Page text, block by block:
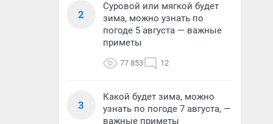
2
Суровой или мягкой будет
зима, можно узнать по
погоде 5 августа — важные
приметы
77 853 12
3
Какой будет зима, можно
узнать по погоде 7 августа, —
важные приметы